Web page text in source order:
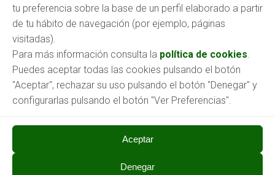
tu preferencia sobre la base de un perfil elaborado a partir
de tu hábito de navegación (por ejemplo, páginas
visitadas).
Para más información consulta la política de cookies.
Puedes aceptar todas las cookies pulsando el botón
"Aceptar", rechazar su uso pulsando el botón "Denegar" y
configurarlas pulsando el botón "Ver Preferencias".
Aceptar
Denegar
Ofertas de empleo
O envíanos tu CV a:empleo@aspronabierzo.org